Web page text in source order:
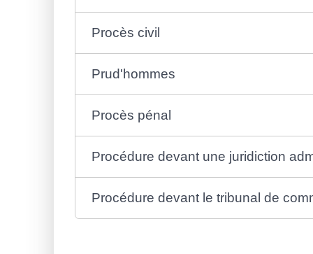
Procès civil
Prud'hommes
Procès pénal
Procédure devant une juridiction
Procédure devant le tribunal de